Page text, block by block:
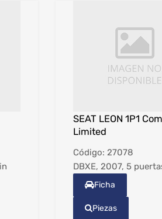
SEAT LEON 1P1
Limited
Código: 27078
DBXE, 2007, 5
Ficha
Piezas